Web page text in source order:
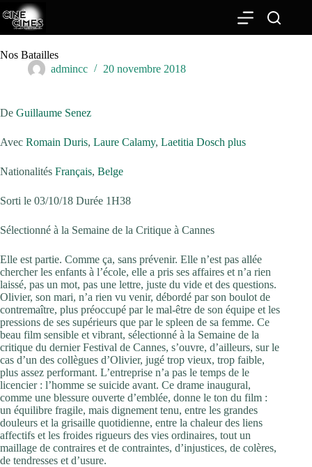
Passer
au
contenu
Nos Batailles
admincc
20 novembre 2018
De Guillaume Senez
Avec Romain Duris, Laure Calamy, Laetitia Dosch plus
Nationalités Français, Belge
Sorti le 03/10/18 Durée 1H38
Sélectionné à la Semaine de la Critique à Cannes
Elle est partie. Comme ça, sans prévenir. Elle n’est pas allée
chercher les enfants à l’école, elle a pris ses affaires et n’a rien
laissé, pas un mot, pas une lettre, juste du vide et des questions.
Olivier, son mari, n’a rien vu venir, débordé par son boulot de
contremaître, plus préoccupé par le mal-être de son équipe et les
pressions de ses supérieurs que par le spleen de sa femme. Ce
beau film sensible et vibrant, sélectionné à la Semaine de la
critique du dernier Festival de Cannes, s’ouvre, d’ailleurs, sur le
cas d’un des collègues d’Olivier, jugé trop vieux, trop faible,
plus assez performant. L’entreprise n’a pas le temps de le
licencier : l’homme se suicide avant. Ce drame inaugural,
comme une blessure ouverte d’emblée, donne le ton du film :
un équilibre fragile, mais dignement tenu, entre les grandes
douleurs et la grisaille quotidienne, entre la chaleur des liens
affectifs et les froides rigueurs des vies ordinaires, tout un
maillage de contraires et de contraintes, d’injustices, de colères,
de tendresses et d’usure.